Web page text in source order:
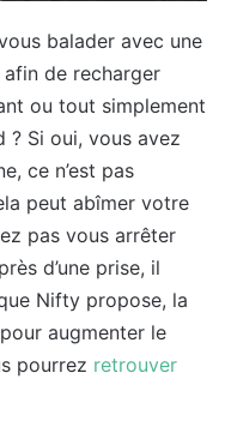
balader avec une
de recharger
ou tout simplement
? Si oui, vous avez
ce n’est pas
peut abîmer votre
pas vous arrêter
d’une prise, il
Nifty propose, la
augmenter le
pourrez retrouver